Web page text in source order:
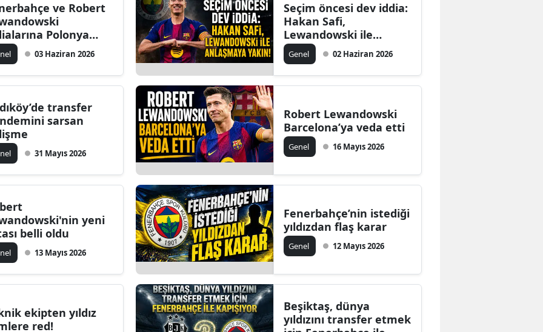
ve Robert
Polonya
yalanlama
03 Haziran 2026
Seçim öncesi dev iddia:
Hakan Safi,
Lewandowski ile
anlaşmaya yakın!
Genel 02 Haziran 2026
transfer
sarsan
31 Mayıs 2026
Robert Lewandowski
Barcelona’ya veda etti
Genel 16 Mayıs 2026
yeni
belli oldu
13 Mayıs 2026
Fenerbahçe’nin istediği
yıldızdan flaş karar
Genel 12 Mayıs 2026
ekipten yıldız
red!
Beşiktaş, dünya
yıldızını transfer etmek